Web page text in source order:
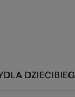
DLA DZIECI